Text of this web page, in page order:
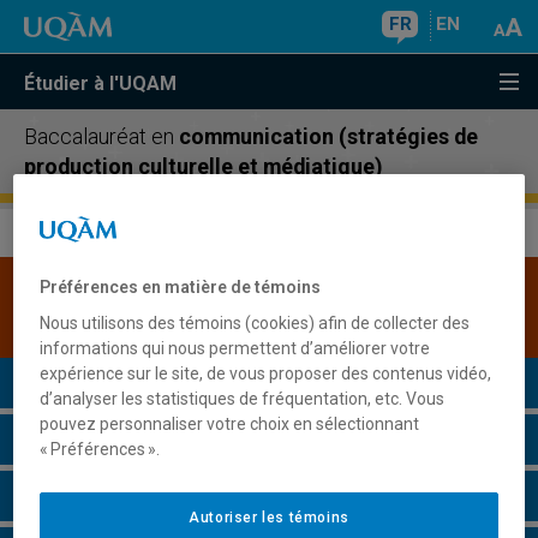
FR EN
Étudier à l'UQAM
Baccalauréat en communication (stratégies de
production culturelle et médiatique)
Une version plus récente de ce programme est
disponible.Cliquez ici pour la consulter.
Présentation du programme
Conditions d'admission
Cours à suivre et horaires
Préférences en matière de témoins
Nous utilisons des témoins (cookies) afin de collecter des
informations qui nous permettent d’améliorer votre
expérience sur le site, de vous proposer des contenus vidéo,
d’analyser les statistiques de fréquentation, etc. Vous
pouvez personnaliser votre choix en sélectionnant
« Préférences ».
Autoriser les témoins